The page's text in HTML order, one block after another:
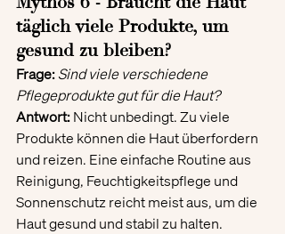
täglich viele Produkte, um
gesund zu bleiben?
Frage:Sind viele verschiedene
Pflegeprodukte gut für die Haut?
Antwort: Nicht unbedingt. Zu viele
Produkte können die Haut überfordern
und reizen. Eine einfache Routine aus
Reinigung, Feuchtigkeitspflege und
Sonnenschutz reicht meist aus, um die
Haut gesund und stabil zu halten.